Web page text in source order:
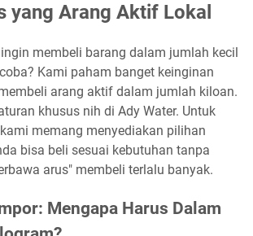
yang Arang Aktif Lokal
membeli barang dalam jumlah kecil
Kami paham banget keinginan
arang aktif dalam jumlah kiloan.
khusus nih di Ady Water. Untuk
memang menyediakan pilihan
bisa beli sesuai kebutuhan tanpa
arus" membeli terlalu banyak.
Mengapa Harus Dalam